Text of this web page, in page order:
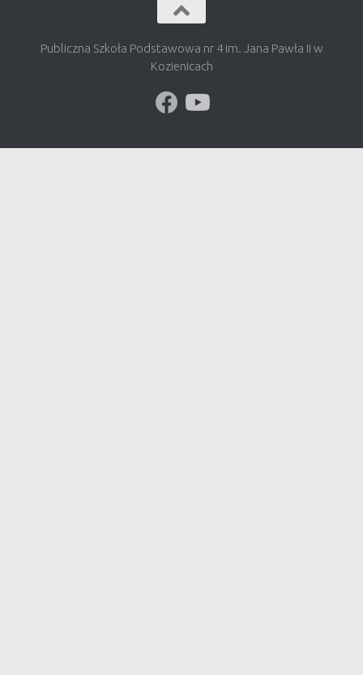
Publiczna Szkoła Podstawowa nr 4 im. Jana Pawła II w
Kozienicach